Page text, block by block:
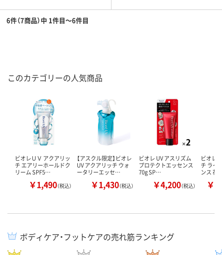
6件（7商品）中 1件目～6件目
このカテゴリーの人気商品
ビオレＵＶ アクアリッ
チ エアリーホールドク
リーム SPF5…
￥1,490（税込）
【アスクル限定】ビオレ
UV アクアリッチ ウォ
ータリーエッセ…
￥1,430（税込）
ビオレ UV アスリズム
プロテクトエッセンス
70g SP…
￥4,200（税込）
ビオレ
チ ライ
ンス 花
￥
ボディケア・フットケアの売れ筋ランキング